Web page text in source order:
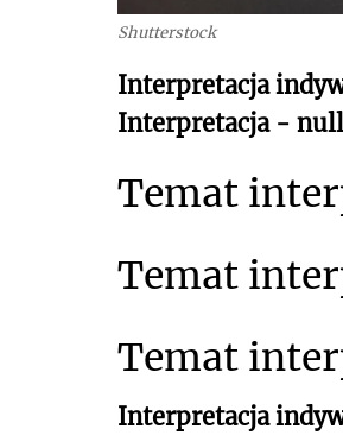
Shutterstock
Interpretacja
Interpretacja - null
Temat
Temat
Temat
Interpretacja